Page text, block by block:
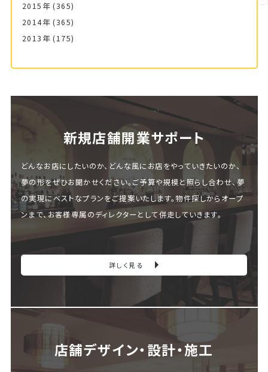
2015年 (365)
2014年 (365)
2013年 (175)
新規店舗開業サポート
どんなお店にしたいのか、どんな風にお店をやっていきたいのか、
夢の形をぜひお聞かせください。ご予算や規模と照らし合わせ、夢
の実現にベストなプランをご提案いたします。物件探しからオープ
ンまで、お客様専属のディレクターとして併走していきます。
詳しく見る
店舗デザイン・設計・施⼯